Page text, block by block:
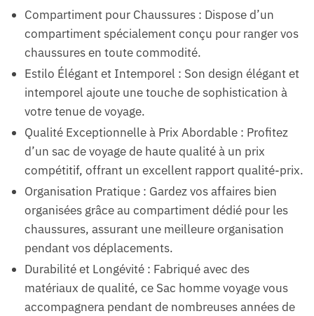
Compartiment pour Chaussures : Dispose d’un
compartiment spécialement conçu pour ranger vos
chaussures en toute commodité.
Estilo Élégant et Intemporel : Son design élégant et
intemporel ajoute une touche de sophistication à
votre tenue de voyage.
Qualité Exceptionnelle à Prix Abordable : Profitez
d’un sac de voyage de haute qualité à un prix
compétitif, offrant un excellent rapport qualité-prix.
Organisation Pratique : Gardez vos affaires bien
organisées grâce au compartiment dédié pour les
chaussures, assurant une meilleure organisation
pendant vos déplacements.
Durabilité et Longévité : Fabriqué avec des
matériaux de qualité, ce Sac homme voyage vous
accompagnera pendant de nombreuses années de